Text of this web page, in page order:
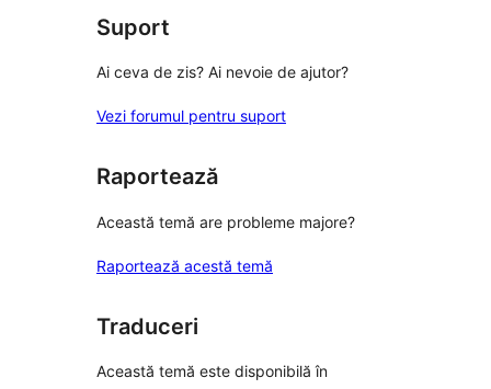
Suport
Ai ceva de zis? Ai nevoie de ajutor?
Vezi forumul pentru suport
Raportează
Această temă are probleme majore?
Raportează acestă temă
Traduceri
Această temă este disponibilă în